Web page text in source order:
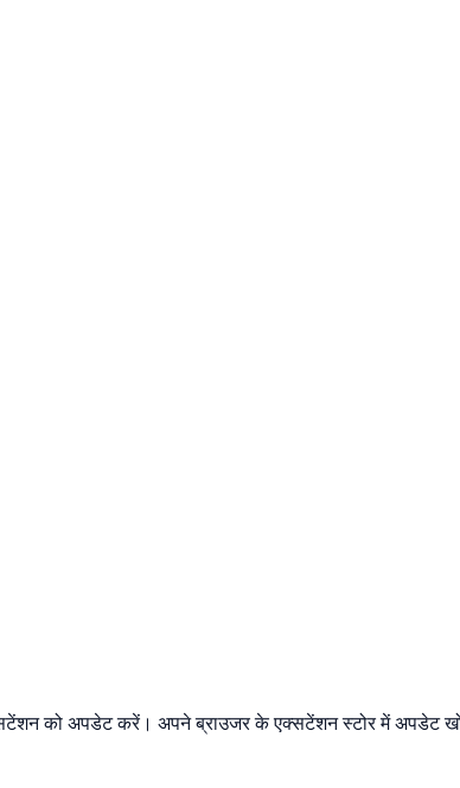
को अपडेट करें। अपने ब्राउजर के एक्सटेंशन स्टोर में अपडेट